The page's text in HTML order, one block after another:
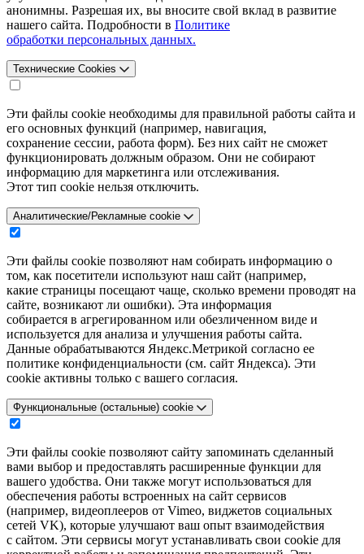
анонимны. Разрешая их, вы вносите свой вклад в развитие
нашего сайта. Подробности в Политике
обработки персональных данных.
Технические Cookies
Эти файлы cookie необходимы для правильной работы сайта и
его основных функций (например, навигация,
сохранение сессии, работа форм). Без них сайт не сможет
функционировать должным образом. Они не собирают
информацию для маркетинга или отслеживания.
Этот тип cookie нельзя отключить.
Аналитические/Рекламные cookie
Эти файлы cookie позволяют нам собирать информацию о
том, как посетители используют наш сайт (например,
какие страницы посещают чаще, сколько времени проводят на
сайте, возникают ли ошибки). Эта информация
собирается в агрегированном или обезличенном виде и
используется для анализа и улучшения работы сайта.
Данные обрабатываются Яндекс.Метрикой согласно ее
политике конфиденциальности (см. сайт Яндекса). Эти
cookie активны только с вашего согласия.
Функциональные (остальные) cookie
Эти файлы cookie позволяют сайту запоминать сделанный
вами выбор и предоставлять расширенные функции для
вашего удобства. Они также могут использоваться для
обеспечения работы встроенных на сайт сервисов
(например, видеоплееров от Vimeo, виджетов социальных
сетей VK), которые улучшают ваш опыт взаимодействия
с сайтом. Эти сервисы могут устанавливать свои cookie для